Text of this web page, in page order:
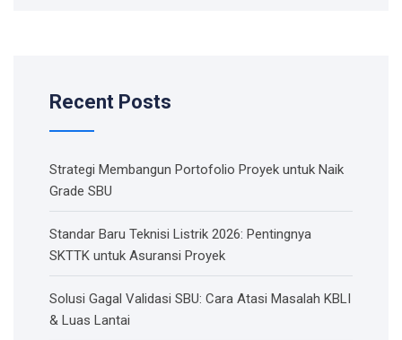
Recent Posts
Strategi Membangun Portofolio Proyek untuk Naik
Grade SBU
Standar Baru Teknisi Listrik 2026: Pentingnya
SKTTK untuk Asuransi Proyek
Solusi Gagal Validasi SBU: Cara Atasi Masalah KBLI
& Luas Lantai